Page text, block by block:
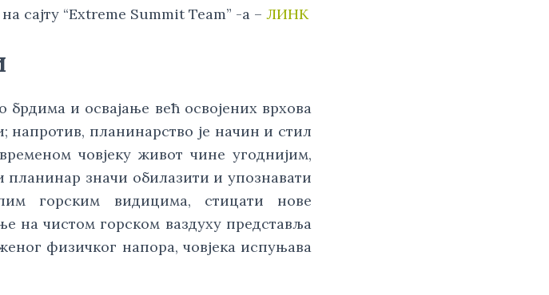
сајту “Extreme Summit Team” -a – ЛИНК
и освајање већ освојених врхова
напротив, планинарство је начин и стил
човјеку живот чине угоднијим,
значи обилазити и упознавати
горским видицима, стицати нове
на чистом горском ваздуху представља
физичког напора, човјека испуњава